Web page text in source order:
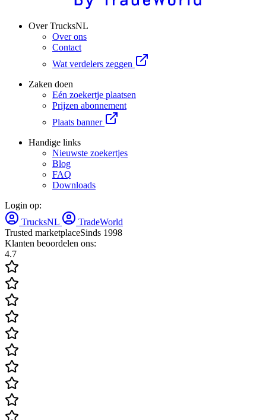
Over TrucksNL
Over ons
Contact
Wat verdelers zeggen
Zaken doen
Eén zoekertje plaatsen
Prijzen abonnement
Plaats banner
Handige links
Nieuwste zoekertjes
Blog
FAQ
Downloads
Login op:
TrucksNL
TradeWorld
Trusted marketplaceSinds 1998
Klanten beoordelen ons:
4.7